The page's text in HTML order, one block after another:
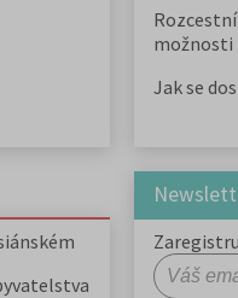
možnosti
Jak se